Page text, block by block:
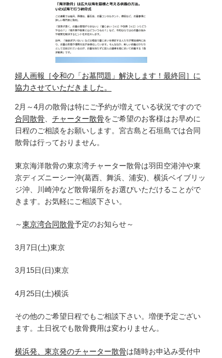
婦人画報［令和の「お墓問題」解決します！最終回］に
協力させていただきました。
2月～4月の散骨は特にご予約が増えている状況ですので
合同散骨
チャーター散骨をご希望のお客様はお早めに
日程のご相談をお願いします。宮古島と石垣島では合同
散骨は行っておりません。
東京海洋散骨の東京湾チャーター散骨は羽田空港沖や東
京ディズニーシー沖(葛西、舞浜、浦安)、横浜ベイブリッ
ジ沖、川崎沖など散骨場所をお選びいただけることがで
きます。お気軽にご相談下さい。
～東京湾合同散骨予定のお知らせ～
3月7日(土)東京
3月15日(日)東京
4月25日(土)横浜
その他のご希望日程でもご相談下さい。増便予定ござい
ます。土日祝でも散骨費用は変わりません。
横浜発、東京発のチャーター散骨は随時お申込み受付中